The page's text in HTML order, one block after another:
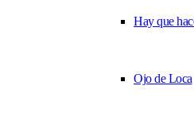
Hay que
Ojo de Loca